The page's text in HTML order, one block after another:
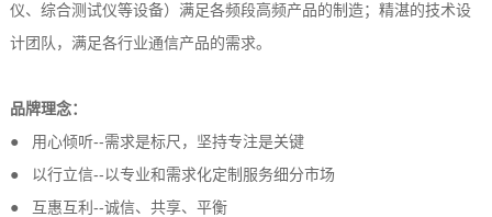
仪、综合测试仪等设备）满足各频段高频产品的制造；精湛的技术设
计团队，满足各行业通信产品的需求。
品牌理念：
● 用心倾听--需求是标尺，坚持专注是关键
● 以行立信--以专业和需求化定制服务细分市场
● 互惠互利--诚信、共享、平衡